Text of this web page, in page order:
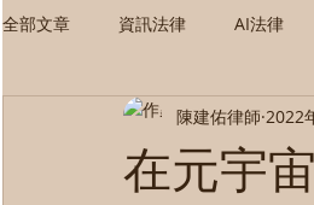
全部文章 資訊法律 AI法律
民刑事法律 民事法律
在元宇
陳建佑律師 2022